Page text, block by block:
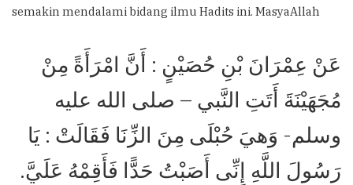
semakin mendalami bidang ilmu Hadits ini. MasyaAllah
مُجَهَيْنَةَ أَتَتِ النَّبي – صلى الله عليه
وسلم- وَهيَ حُبْلَى مِنَ الزِّنَا فَقَالَتْ : يَا
رَسُولَ اللَّهِ إِنِّى أَصَبْتُ حَدًّا فَأَقِمْهُ عَلَيَّ.